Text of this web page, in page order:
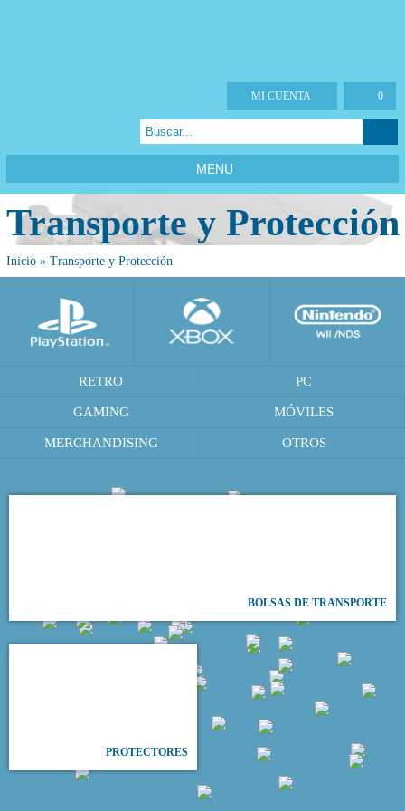
0
MI CUENTA
MENU
Transporte y Protección
Inicio » Transporte y Protección
RETRO PC
GAMING MÓVILES
MERCHANDISING OTROS
BOLSAS DE TRANSPORTE
PROTECTORES